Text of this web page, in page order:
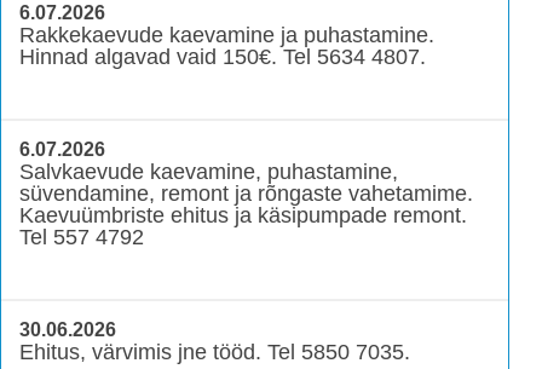
6.07.2026
Rakkekaevude kaevamine ja puhastamine.
Hinnad algavad vaid 150€. Tel 5634 4807.
6.07.2026
Salvkaevude kaevamine, puhastamine,
süvendamine, remont ja rõngaste vahetamime.
Kaevuümbriste ehitus ja käsipumpade remont.
Tel 557 4792
30.06.2026
Ehitus, värvimis jne tööd. Tel 5850 7035.